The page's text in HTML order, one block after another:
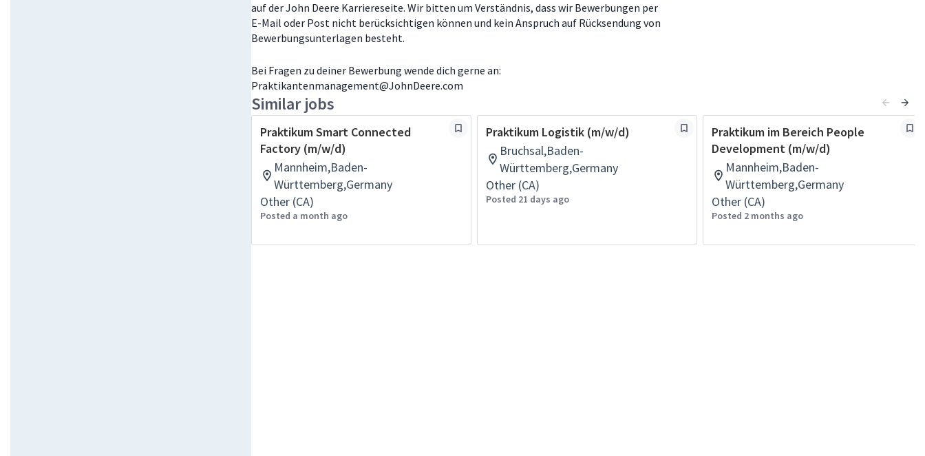
auf der John Deere Karriereseite. Wir bitten um Verständnis, dass wir Bewerbungen per
E-Mail oder Post nicht berücksichtigen können und kein Anspruch auf Rücksendung von
Bewerbungsunterlagen besteht.
Bei Fragen zu deiner Bewerbung wende dich gerne an:
Praktikantenmanagement@JohnDeere.com
Similar jobs
Praktikum Smart Connected
Factory (m/w/d)
Mannheim,Baden-
Württemberg,Germany
Other (CA)
Posted a month ago
Praktikum Logistik (m/w/d)
Bruchsal,Baden-
Württemberg,Germany
Other (CA)
Posted 21 days ago
Praktikum im Bereich People
Development (m/w/d)
Mannheim,Baden-
Württemberg,Germany
Other (CA)
Posted 2 months ago